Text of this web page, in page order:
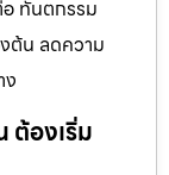
ทันตกรรม
งต้น ลดความ
ง
องเริ่ม